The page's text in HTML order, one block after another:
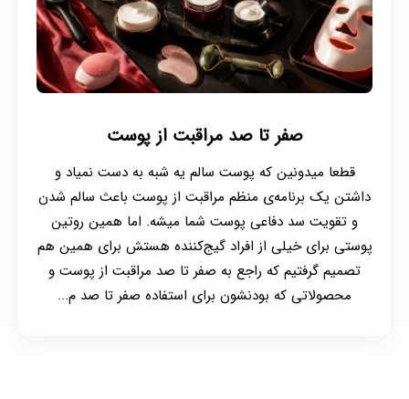
صفر تا صد مراقبت از پوست
قطعا میدونین که پوست سالم یه شبه به دست نمیاد و
داشتن یک برنامه‌ی منظم مراقبت از پوست باعث سالم شدن
و تقویت سد دفاعی پوست شما میشه. اما همین روتین
پوستی برای خیلی از افراد گیج‌کننده هستش برای همین هم
تصمیم گرفتیم که راجع به صفر تا صد مراقبت از پوست و
محصولاتی که بودنشون برای استفاده صفر تا صد م...